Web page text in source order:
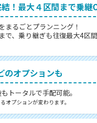
！最大４区間まで乗継
まるごとプランニング！
で、乗り継ぎも往復最大4区
のオプションも
トータルで手配可能。
オプションが変わります。